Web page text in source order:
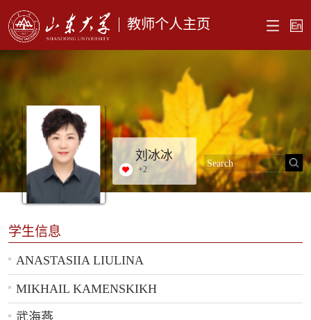
教师个人主页
刘冰冰
+2
学生信息
ANASTASIIA LIULINA
MIKHAIL KAMENSKIKH
武海燕